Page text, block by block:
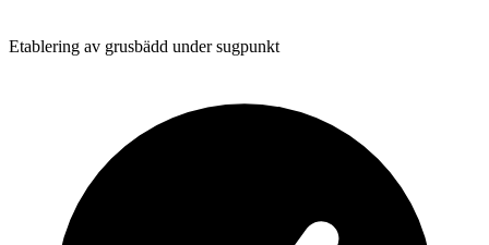
Etablering av grusbädd under sugpunkt